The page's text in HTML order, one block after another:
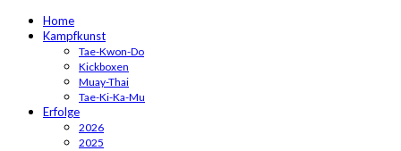
Home
Kampfkunst
Tae-Kwon-Do
Kickboxen
Muay-Thai
Tae-Ki-Ka-Mu
Erfolge
2026
2025